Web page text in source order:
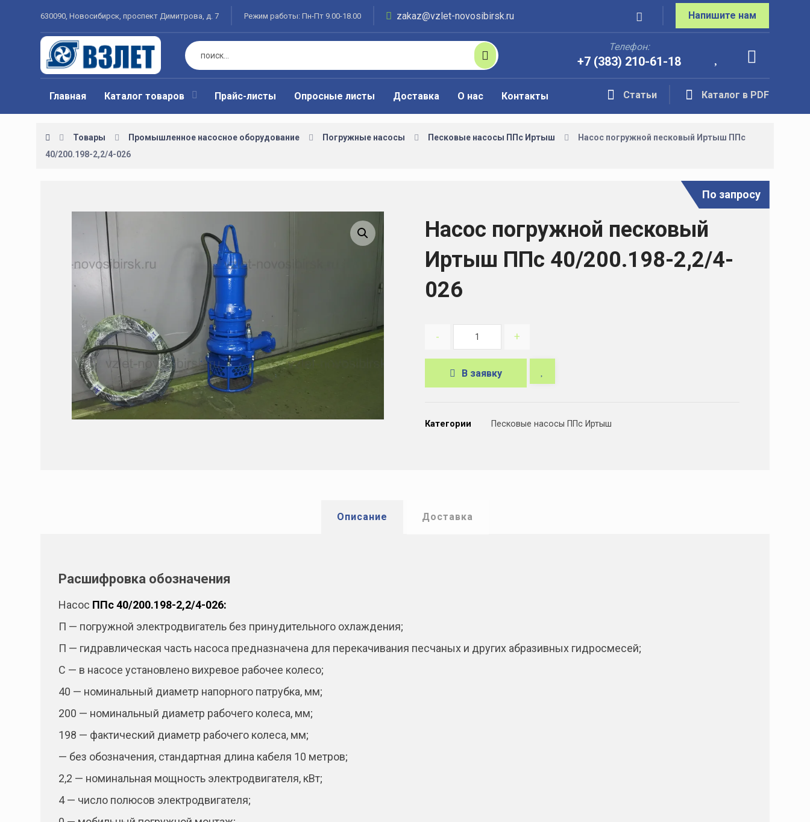
630090, Новосибирск, проспект Димитрова, д. 7 Режим работы: Пн-Пт 9.00-18.00 zakaz@vzlet-novosibirsk.ru Напишите нам
Телефон:
+7 (383) 210-61-18
Главная Каталог товаров Прайс-листы Опросные листы Доставка О нас Контакты Каталог в PDF
Статьи
Товары Промышленное насосное оборудование Погружные насосы Песковые насосы ППс Иртыш
Насос погружной песковый Иртыш ППс
40/200.198-2,2/4-026
Увеличить изображение
Насос погружной песковый
Иртыш ППс 40/200.198-2,2/4-
026
По запросу
- +
В заявку
a
Категории Песковые насосы ППс Иртыш
Описание Доставка
Расшифровка обозначения
Насос ППс 40/200.198-2,2/4-026:
П — погружной электродвигатель без принудительного охлаждения;
П — гидравлическая часть насоса предназначена для перекачивания песчаных и других абразивных гидросмесей;
С — в насосе установлено вихревое рабочее колесо;
40 — номинальный диаметр напорного патрубка, мм;
200 — номинальный диаметр рабочего колеса, мм;
198 — фактический диаметр рабочего колеса, мм;
— без обозначения, стандартная длина кабеля 10 метров;
2,2 — номинальная мощность электродвигателя, кВт;
4 — число полюсов электродвигателя;